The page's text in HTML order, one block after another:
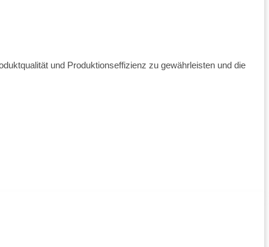
und Produktionseffizienz zu gewährleisten und die